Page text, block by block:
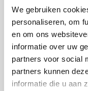
We gebruiken
personaliseren, om
en om ons
informatie over uw
partners voor social
partners kunnen
informatie die u aan
Farben. Werbung
14 Jun 2017Foxx AV